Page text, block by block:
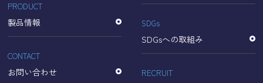
名古屋理研電具株式会社
TEL：052-833-1248
PRODUCT
製品情報
CONTACT
お問い合わせ
SDGs
SDGsへの取組み
RECRUIT